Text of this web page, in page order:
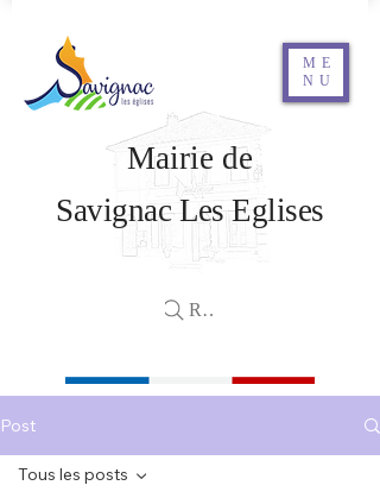
ME
NU
Savignac Les Eglises
Mairie de
Rechercher
Post
Tous les posts